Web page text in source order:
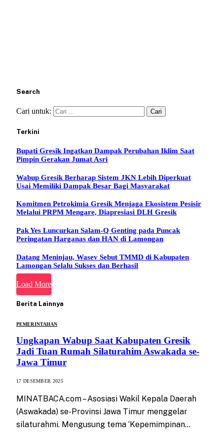
Search
Cari untuk:
Terkini
Bupati Gresik Ingatkan Dampak Perubahan Iklim Saat
Pimpin Gerakan Jumat Asri
Wabup Gresik Berharap Sistem JKN Lebih Diperkuat
Usai Memiliki Dampak Besar Bagi Masyarakat
Komitmen Petrokimia Gresik Menjaga Ekosistem Pesisir
Melalui PRPM Mengare, Diapresiasi DLH Gresik
Pak Yes Luncurkan Salam-Q Genting pada Puncak
Peringatan Harganas dan HAN di Lamongan
Datang Meninjau, Wasev Sebut TMMD di Kabupaten
Lamongan Selalu Sukses dan Berhasil
Load More
Berita Lainnya
PEMERINTAHAN
Ungkapan Wabup Saat Kabupaten Gresik
Jadi Tuan Rumah Silaturahim Aswakada se-
Jawa Timur
17 DESEMBER 2025
MINATBACA.com – Asosiasi Wakil Kepala Daerah
(Aswakada) se-Provinsi Jawa Timur menggelar
silaturahmi. Mengusung tema ‘Kepemimpinan…